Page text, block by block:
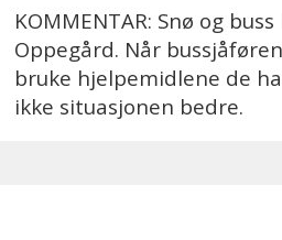
KOMMENTAR: Snø og
Oppegård. Når
bruke hjelpemidlene de
ikke situasjonen bedre.